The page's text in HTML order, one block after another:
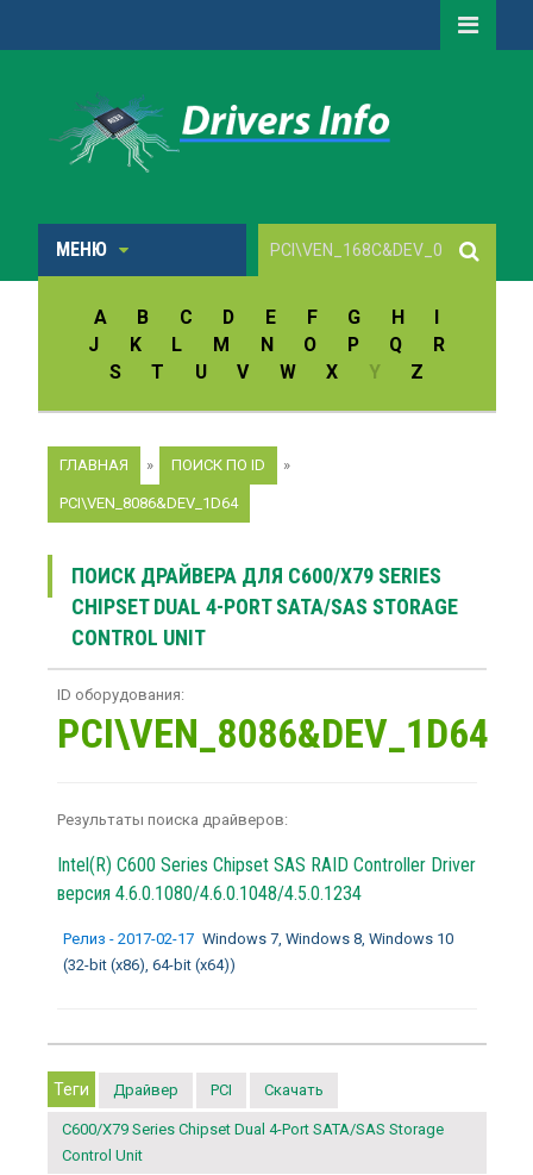
МЕНЮ
A B C D E F G H
I
J
K L M N O P Q
R
S
T U V W X Y Z
ГЛАВНАЯ » ПОИСК ПО ID »
PCI\VEN_8086&DEV_1D64
ПОИСК ДРАЙВЕРА ДЛЯ C600/X79 SERIES
CHIPSET DUAL 4-PORT SATA/SAS STORAGE
CONTROL UNIT
ID оборудования:
PCI\VEN_8086&DEV_1D64
Результаты поиска драйверов:
Intel(R) C600 Series Chipset SAS RAID Controller Driver
версия 4.6.0.1080/4.6.0.1048/4.5.0.1234
Релиз - 2017-02-17 Windows 7, Windows 8, Windows 10
(32-bit (x86), 64-bit (x64))
Теги Драйвер PCI Скачать
C600/X79 Series Chipset Dual 4-Port SATA/SAS Storage
Control Unit